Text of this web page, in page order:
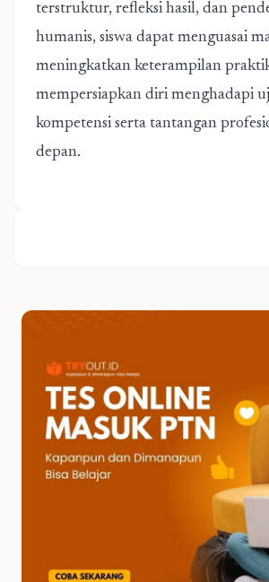
terstruktur, refleksi hasil, dan
humanis, siswa dapat menguasai
meningkatkan keterampilan
mempersiapkan diri menghadapi
kompetensi serta tantangan
depan.